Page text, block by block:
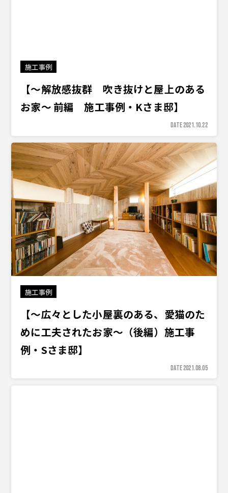
施工事例
【〜解放感抜群 吹き抜けと屋上のある
お家〜 前編 施工事例・Kさま邸】
DATE 2021.10.22
施工事例
【〜広々とした小屋裏のある、愛猫のた
めに工夫されたお家〜（後編）施工事
例・Sさま邸】
DATE 2021.08.05